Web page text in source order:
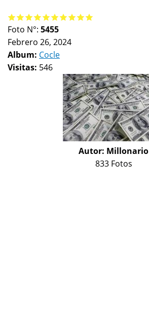
Foto N°: 5455
Febrero 26, 2024
Album: Cocle
Visitas: 546
Autor: Millonario
833 Fotos